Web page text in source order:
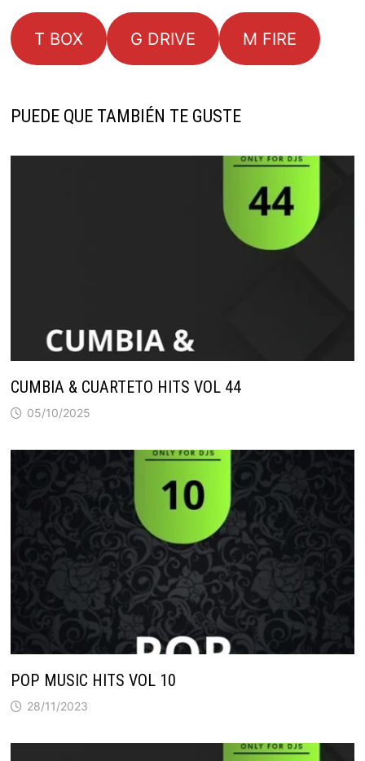
T BOX G DRIVE M FIRE
PUEDE QUE TAMBIÉN TE GUSTE
CUMBIA & CUARTETO HITS VOL 44
05/10/2025
POP MUSIC HITS VOL 10
28/11/2023